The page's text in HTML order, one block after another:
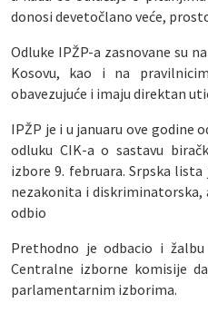
donosi devetočlano veće,
Odluke IPŽP-a zasnovane su
Kosovu, kao i na
obavezujuće i imaju direktan
IPŽP je i u januaru ove godine
odluku CIK-a o sastavu
izbore 9. februara. Srpska
nezakonita i
odbio
Prethodno je odbacio i
Centralne izborne komisije
parlamentarnim izborima.